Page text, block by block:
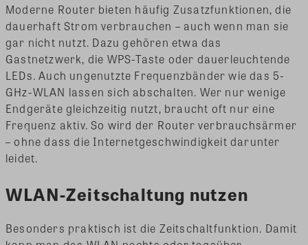
Moderne Router bieten häufig Zusatzfunktionen, die
dauerhaft Strom verbrauchen – auch wenn man sie
gar nicht nutzt. Dazu gehören etwa das
Gastnetzwerk, die WPS-Taste oder dauerleuchtende
LEDs. Auch ungenutzte Frequenzbänder wie das 5-
GHz-WLAN lassen sich abschalten. Wer nur wenige
Endgeräte gleichzeitig nutzt, braucht oft nur eine
Frequenz aktiv. So wird der Router verbrauchsärmer
– ohne dass die Internetgeschwindigkeit darunter
leidet.
WLAN-Zeitschaltung nutzen
Besonders praktisch ist die Zeitschaltfunktion. Damit